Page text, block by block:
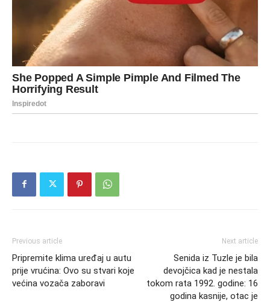
Previous article
Pripremite klima uređaj u autu
prije vrućina: Ovo su stvari koje
većina vozača zaboravi
Next article
Senida iz Tuzle je bila
devojčica kad je nestala
tokom rata 1992. godine: 16
godina kasnije, otac je